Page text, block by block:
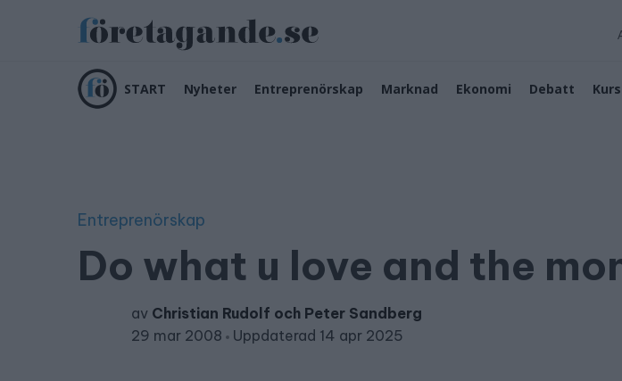
START Nyheter Entreprenörskap Marknad Ekonomi Debatt
Entreprenörskap
Do what u love and the
av Christian Rudolf och Peter Sandberg
29 mar 2008
Uppdaterad 14 apr 2025